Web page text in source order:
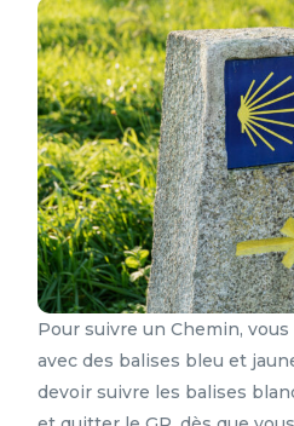
Pour suivre un Chemin,
avec des balises bleu et
devoir suivre les balises